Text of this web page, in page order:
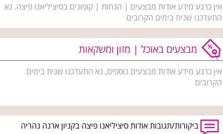
אין כרגע מידע אודות מבצעים | הנחות | קופונים בסיציליאנו פיצה. נא
התעדכנו שנית בימים הקרובים
מבצעים באוכל | מזון ומשקאות
אין כרגע מידע אודות מבצעים נוספים, נא התעדכנו שנית בימים
הקרובים
ביקורות/תגובות אודות סיציליאנו פיצה בקניון ארנה נהריה